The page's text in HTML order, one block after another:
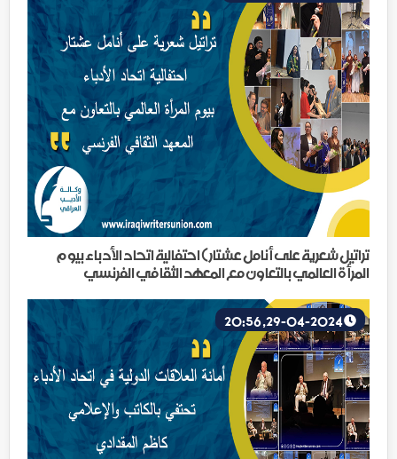
تراتيل شعرية على أنامل عشتار ) احتفالية اتحاد الأدباء بيوم
المرأة العالمي بالتعاون مع المعهد الثقافي الفرنسي